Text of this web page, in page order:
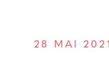
28 MAI 2021